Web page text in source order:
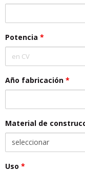
Potencia *
Año fabricación *
Material de
Uso *